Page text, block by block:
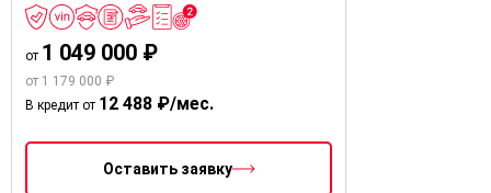
от 1 049 000 ₽
от 1 179 000 ₽
В кредит от 12 488 ₽/мес.
Оставить заявку